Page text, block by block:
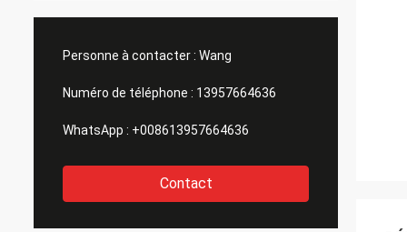
Personne à contacter : Wang
Numéro de téléphone : 13957664636
WhatsApp : +008613957664636
Contact